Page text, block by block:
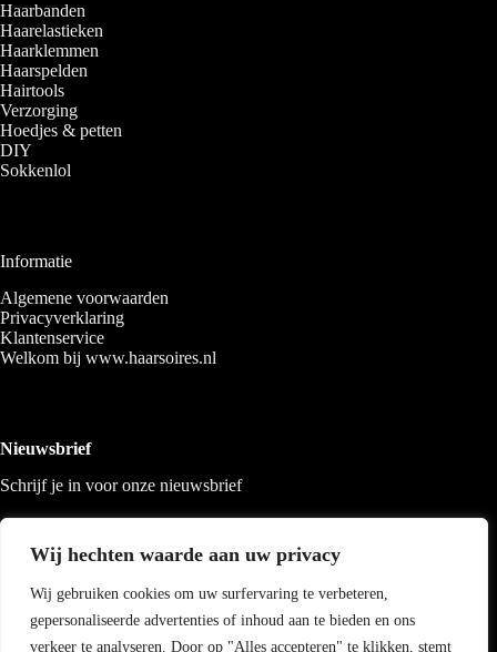
Wij hechten waarde aan uw privacy
Wij gebruiken cookies om uw surfervaring te verbeteren,
gepersonaliseerde advertenties of inhoud aan te bieden en ons
verkeer te analyseren. Door op "Alles accepteren" te klikken, stemt
Haarbanden
Haarelastieken
Haarklemmen
Haarspelden
Hairtools
Verzorging
Hoedjes & petten
DIY
Sokkenlol
Informatie
Algemene voorwaarden
Privacyverklaring
Klantenservice
Welkom bij www.haarsoires.nl
Nieuwsbrief
Schrijf je in voor onze nieuwsbrief